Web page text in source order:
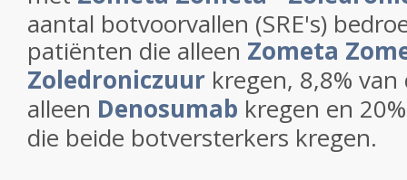
aantal botvoorvallen (SRE's)
patiënten die alleen Zometa
Zoledroniczuur kregen, 8,8%
alleen Denosumab kregen en
die beide botversterkers kregen.